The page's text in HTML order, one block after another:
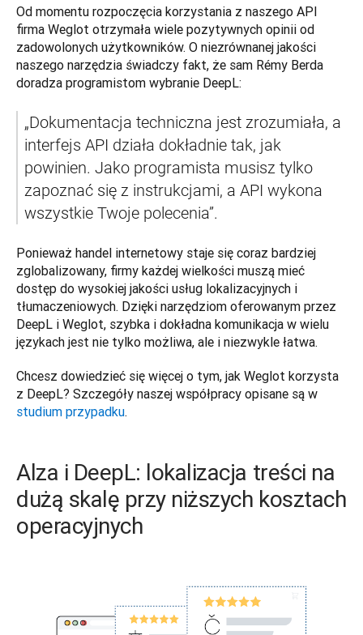
Od momentu rozpoczęcia korzystania z naszego API
firma Weglot otrzymała wiele pozytywnych opinii od
zadowolonych użytkowników. O niezrównanej jakości
naszego narzędzia świadczy fakt, że sam Rémy Berda
doradza programistom wybranie DeepL:
„Dokumentacja techniczna jest zrozumiała, a
interfejs API działa dokładnie tak, jak
powinien. Jako programista musisz tylko
zapoznać się z instrukcjami, a API wykona
wszystkie Twoje polecenia”.
Ponieważ handel internetowy staje się coraz bardziej
zglobalizowany, firmy każdej wielkości muszą mieć
dostęp do wysokiej jakości usług lokalizacyjnych i
tłumaczeniowych. Dzięki narzędziom oferowanym przez
DeepL i Weglot, szybka i dokładna komunikacja w wielu
językach jest nie tylko możliwa, ale i niezwykle łatwa.
Chcesz dowiedzieć się więcej o tym, jak Weglot korzysta
studium przypadku.
Alza i DeepL: lokalizacja treści na
dużą skalę przy niższych kosztach
operacyjnych